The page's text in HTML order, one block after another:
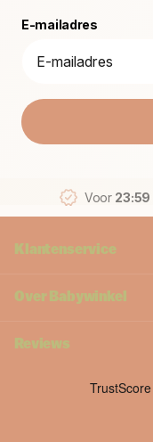
E-mailadres
Voor 23:59
Klantenservice
Over Babywinkel
Reviews